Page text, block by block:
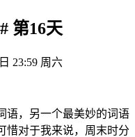
第16天
23:59 周六
语，另一个最美妙的词语
惜对于我来说，周末时分